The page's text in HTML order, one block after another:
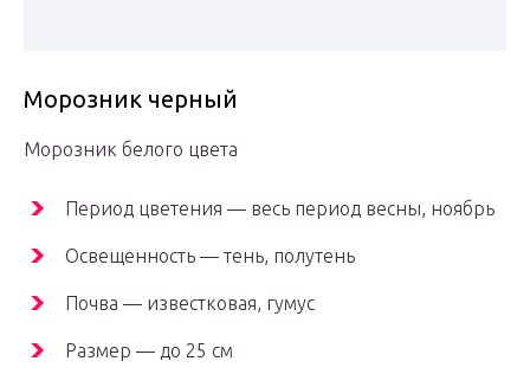
Морозник черный
Морозник белого цвета
Период цветения — весь период весны, ноябрь
Освещенность — тень, полутень
Почва — известковая, гумус
Размер — до 25 см